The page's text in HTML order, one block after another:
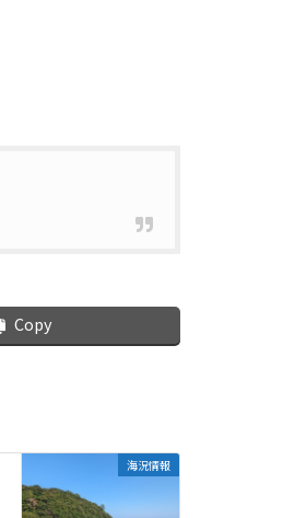
Copy
海況情報